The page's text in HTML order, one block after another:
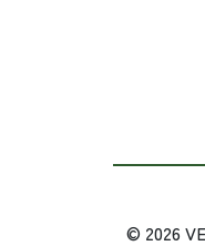
© 2026